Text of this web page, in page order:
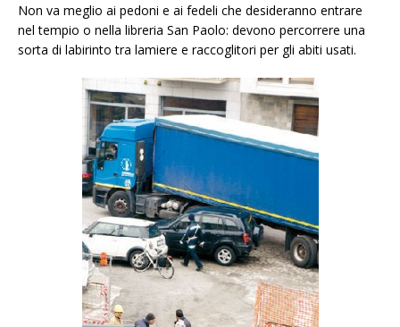
Non va meglio ai pedoni e ai fedeli che desideranno entrare
nel tempio o nella libreria San Paolo: devono percorrere una
sorta di labirinto tra lamiere e raccoglitori per gli abiti usati.